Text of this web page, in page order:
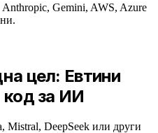
Gemini, AWS, Azure
цел: Евтини
код за ИИ
Mistral, DeepSeek или други